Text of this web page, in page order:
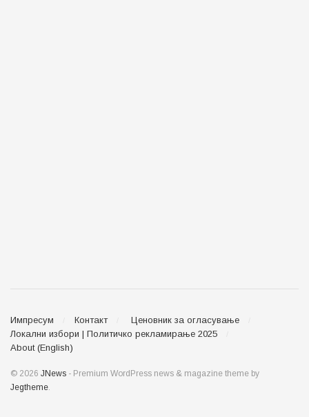
Импресум Контакт
Ценовник за огласување
Локални избори | Политичко рекламирање 2025
About (English)
© 2026 JNews - Premium WordPress news & magazine theme by
Jegtheme.